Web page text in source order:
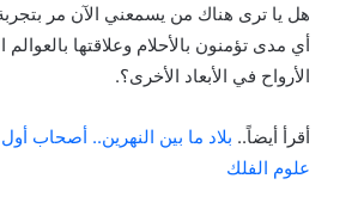
هل يا ترى هناك من يسمعني الآن مر
أي مدى تؤمنون بالأحلام وعلاقتها بالعوالم
الأرواح في الأبعاد الأخرى؟.
أقرأ أيضاً.. بلاد ما بين النهرين.. أصحاب
علوم الفلك